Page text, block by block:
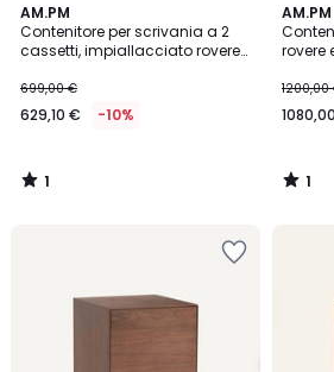
AM.PM
Contenitore per scrivania a 2
cassetti, impiallacciato rovere
699,00 €
629,10 € -10%
1
/
5
1
/
AM.PM
rovere
1200,00
1
/
5
1
/